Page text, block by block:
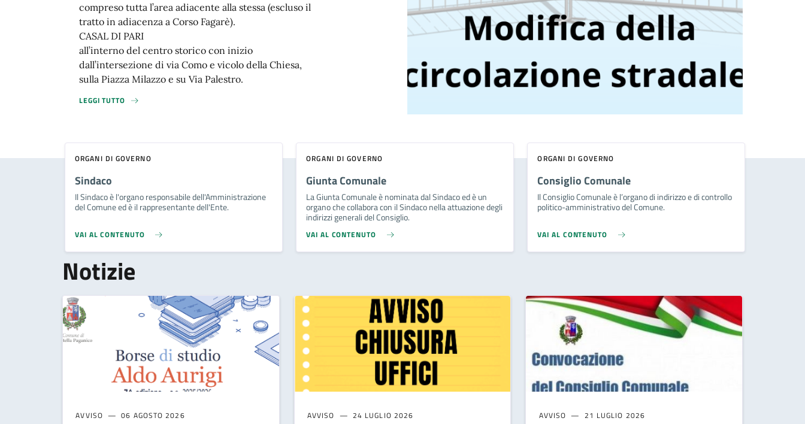
compreso tutta l’area adiacente alla stessa (escluso il
tratto in adiacenza a Corso Fagarè).
CASAL DI PARI
all’interno del centro storico con inizio
dall’intersezione di via Como e vicolo della Chiesa,
sulla Piazza Milazzo e su Via Palestro.
LEGGI TUTTO
ORGANI DI GOVERNO
Sindaco
Il Sindaco è l'organo responsabile dell'Amministrazione
del Comune ed è il rappresentante dell'Ente.
VAI AL CONTENUTO
ORGANI DI GOVERNO
Giunta Comunale
La Giunta Comunale è nominata dal Sindaco ed è un
organo che collabora con il Sindaco nella attuazione degli
indirizzi generali del Consiglio.
VAI AL CONTENUTO
ORGANI DI GOVERNO
Consiglio Comunale
Il Consiglio Comunale è l’organo di indirizzo e di controllo
politico-amministrativo del Comune.
VAI AL CONTENUTO
Notizie
AVVISO 06 AGOSTO 2026 AVVISO 24 LUGLIO 2026 AVVISO 21 LUGLIO 2026